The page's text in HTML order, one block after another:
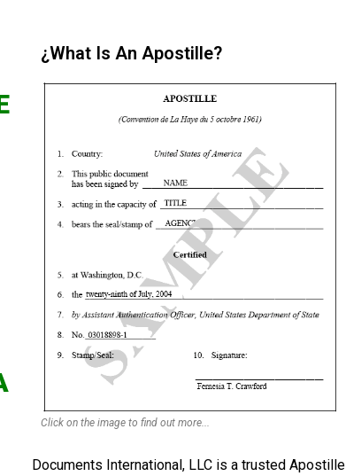
¿What Is An Apostille?
Click on the image to find out more...
Documents International, LLC is a trusted Apostille